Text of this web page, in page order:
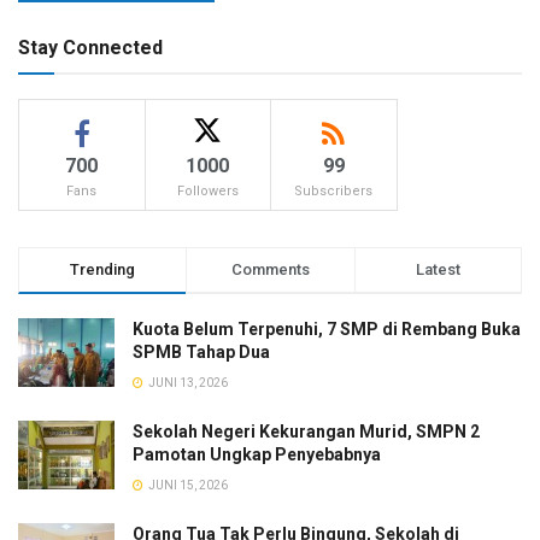
Stay Connected
700
Fans
1000
Followers
99
Subscribers
Trending Comments Latest
Kuota Belum Terpenuhi, 7 SMP di Rembang Buka
SPMB Tahap Dua
JUNI 13, 2026
Sekolah Negeri Kekurangan Murid, SMPN 2
Pamotan Ungkap Penyebabnya
JUNI 15, 2026
Orang Tua Tak Perlu Bingung, Sekolah di